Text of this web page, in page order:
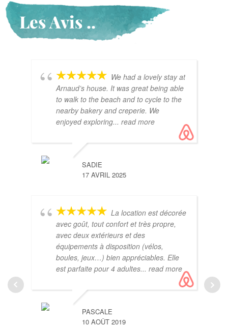
Les Avis ..
We had a lovely stay at
Arnaud’s house. It was great being able
to walk to the beach and to cycle to the
nearby bakery and creperie. We
enjoyed exploring... read more
SADIE
17 AVRIL 2025
La location est décorée
avec goût, tout confort et très propre,
avec deux extérieurs et des
équipements à disposition (vélos,
boules, jeux…) bien appréciables. Elle
est parfaite pour 4 adultes... read more
PASCALE
10 AOÛT 2019